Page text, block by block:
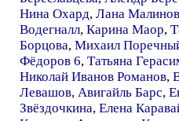
Нина Охард, Лана
Водегналл, Карина Маор,
Борцова, Михаил
Фёдоров 6, Татьяна
Николай Иванов Романов,
Левашов, Авигайль Барс,
Звёздочкина, Елена